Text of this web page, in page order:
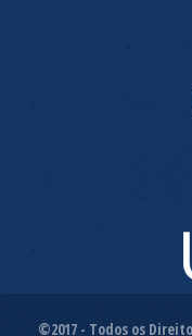
©2017 - Todos os